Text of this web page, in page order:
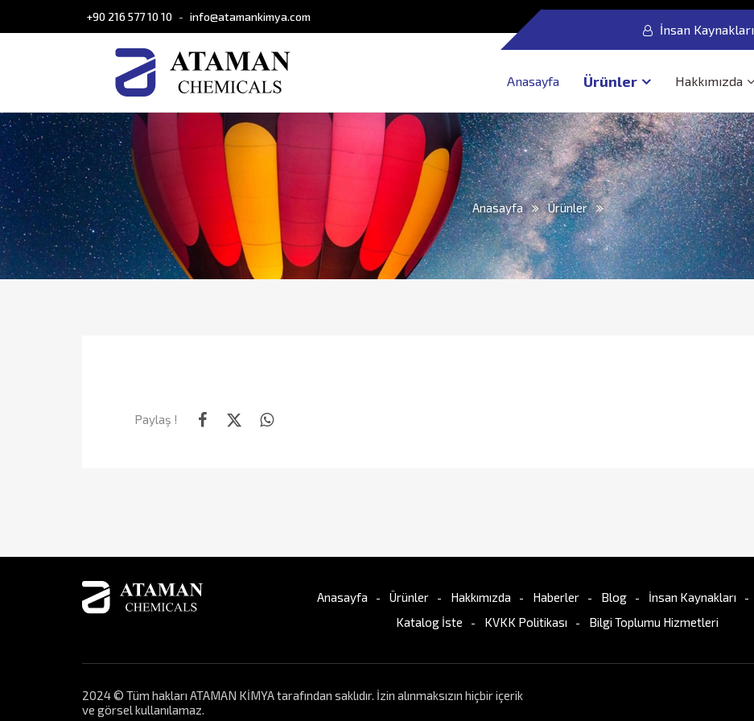
+90 216 577 10 10 - info@atamankimya.com
İnsan Kaynakları
Anasayfa Ürünler Hakkımızda
Anasayfa Ürünler
Paylaş !
Anasayfa Ürünler Hakkımızda Haberler Blog İnsan Kaynakları
Katalog İste
KVKK Politikası Bilgi Toplumu Hizmetleri
2024 © Tüm hakları ATAMAN KİMYA tarafından saklıdır. İzin alınmaksızın hiçbir içerik
ve görsel kullanılamaz.